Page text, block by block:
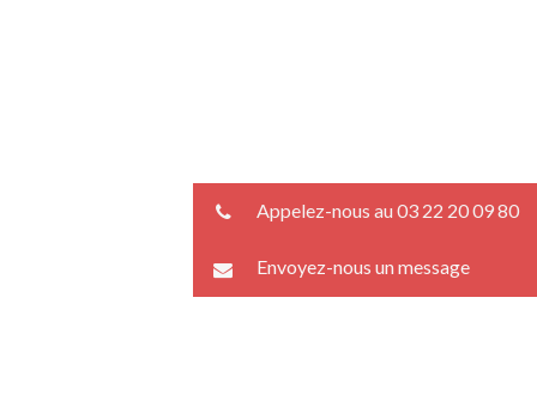
Appelez-nous au 03 22 20 09 80
Envoyez-nous un message